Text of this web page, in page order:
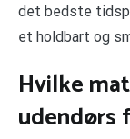
det bedste
et holdbart og
Hvilke
udendørs